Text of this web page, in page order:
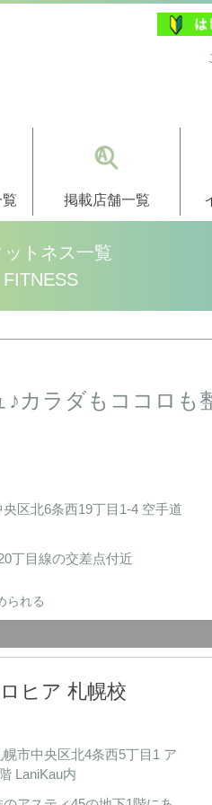
掲載店舗一覧
ットネス一覧
FITNESS
カラダもココロも
区北6条西19丁目1‐4 空手道
丁目線の交差点付近
られる
ヒア 札幌校
市中央区北4条西5丁目1 ア
LaniKau内